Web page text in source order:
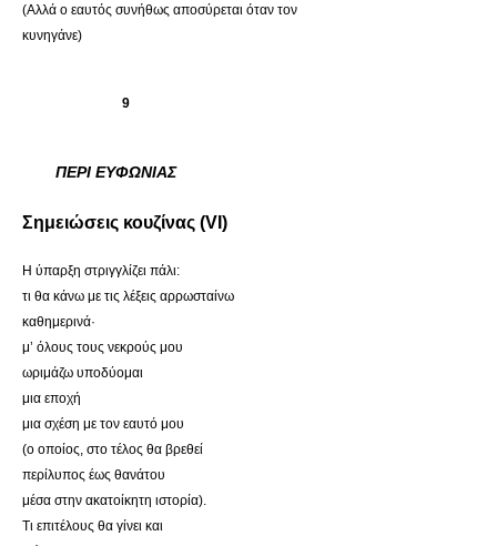
(Αλλά ο εαυτός συνήθως αποσύρεται όταν τον
κυνηγάνε)
9
ΠΕΡΙ ΕΥΦΩΝΙΑΣ
Σημειώσεις κουζίνας (VI)
Η ύπαρξη στριγγλίζει πάλι:
τι θα κάνω με τις λέξεις αρρωσταίνω
καθημερινά·
μ’ όλους τους νεκρούς μου
ωριμάζω υποδύομαι
μια εποχή
μια σχέση με τον εαυτό μου
(ο οποίος, στο τέλος θα βρεθεί
περίλυπος έως θανάτου
μέσα στην ακατοίκητη ιστορία).
Τι επιτέλους θα γίνει και